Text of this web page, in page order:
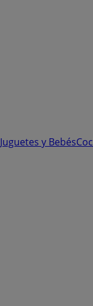
Juguetes y Bebés